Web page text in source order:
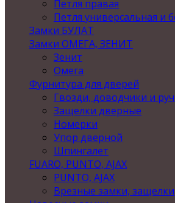
Петля правая
Петля универсальная и
Замки БУЛАТ
Замки ОМЕГА, ЗЕНИТ
Зенит
Омега
Фурнитура для дверей
Гвозди, доводчики и
Защелки дверные
Номерки
Упор дверной
Шпингалет
FUARO, PUNTO, AJAX
PUNTO, AJAX
Врезные замки, защелки